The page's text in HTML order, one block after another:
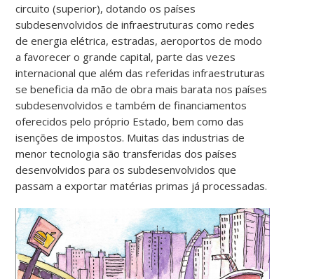
circuito (superior), dotando os países
subdesenvolvidos de infraestruturas como redes
de energia elétrica, estradas, aeroportos de modo
a favorecer o grande capital, parte das vezes
internacional que além das referidas infraestruturas
se beneficia da mão de obra mais barata nos países
subdesenvolvidos e também de financiamentos
oferecidos pelo próprio Estado, bem como das
isenções de impostos. Muitas das industrias de
menor tecnologia são transferidas dos países
desenvolvidos para os subdesenvolvidos que
passam a exportar matérias primas já processadas.